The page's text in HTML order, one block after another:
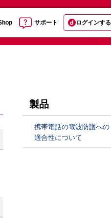
サポート ログインする
製品
携帯電話の電波防護への
適合性について